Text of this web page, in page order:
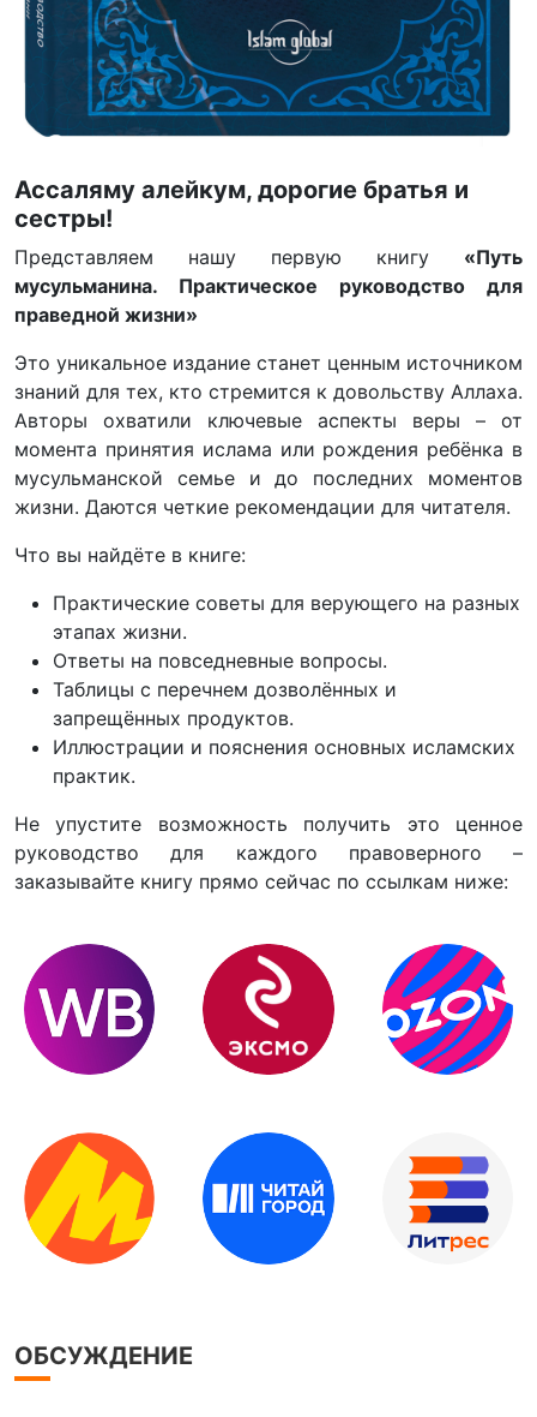
Ассаляму алейкум, дорогие братья и
сестры!
Представляем нашу первую книгу «Путь
мусульманина. Практическое руководство для
праведной жизни»
Это уникальное издание станет ценным источником
знаний для тех, кто стремится к довольству Аллаха.
Авторы охватили ключевые аспекты веры – от
момента принятия ислама или рождения ребёнка в
мусульманской семье и до последних моментов
жизни. Даются четкие рекомендации для читателя.
Что вы найдёте в книге:
Практические советы для верующего на разных
этапах жизни.
Ответы на повседневные вопросы.
Таблицы с перечнем дозволённых и
запрещённых продуктов.
Иллюстрации и пояснения основных исламских
практик.
Не упустите возможность получить это ценное
руководство для каждого правоверного –
заказывайте книгу прямо сейчас по ссылкам ниже:
ОБСУЖДЕНИЕ